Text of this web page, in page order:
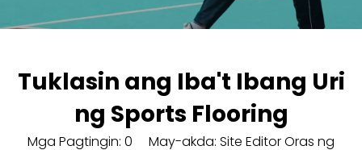
Tuklasin ang Iba't Ibang Uri
ng Sports Flooring
Mga Pagtingin: 0 May-akda: Site Editor Oras ng